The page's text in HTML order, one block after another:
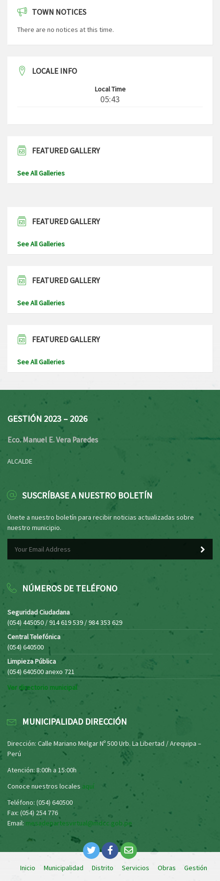
TOWN NOTICES
There are no notices at this time.
LOCALE INFO
Local Time
05:43
FEATURED GALLERY
See All Galleries
FEATURED GALLERY
See All Galleries
FEATURED GALLERY
See All Galleries
FEATURED GALLERY
See All Galleries
GESTIÓN 2023 – 2026
Eco. Manuel E. Vera Paredes
ALCALDE
SUSCRÍBASE A NUESTRO BOLETÍN
Únete a nuestro boletín para recibir noticias actualizadas sobre
nuestro municipio.
NÚMEROS DE TELÉFONO
Seguridad Ciudadana
(054) 445050 / 914 619 539 / 984 353 629
Central Telefónica
(054) 640500
Limpieza Pública
(054) 640500 anexo 721
Ver directorio municipal
MUNICIPALIDAD DIRECCIÓN
Dirección: Calle Mariano Melgar Nº 500 Urb. La Libertad / Arequipa –
Perú
Atención: 8:00h a 15:00h
Conoce nuestros locales aquí
Teléfono: (054) 640500
Fax: (054) 254 776
Email: mesadepartesvirtual@mdcc.gob.pe
Inicio Municipalidad Distrito Servicios Obras Gestión